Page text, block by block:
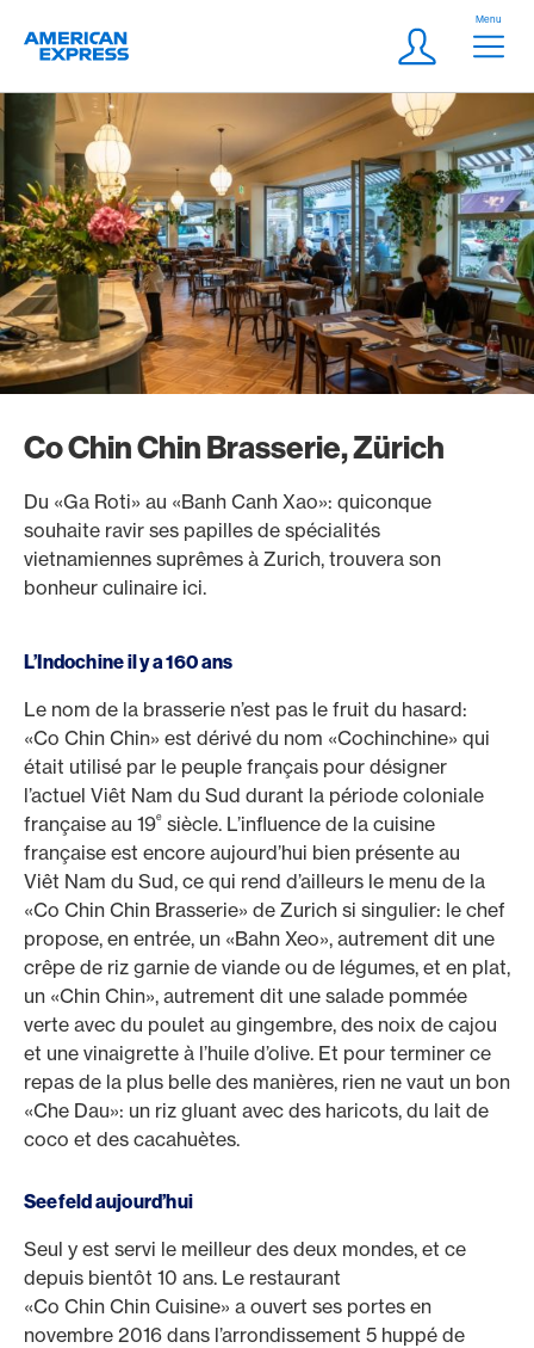
Logo
Meta
Login
Menu
Co Chin Chin Brasserie, Zürich
Du «Ga Roti» au «Banh Canh Xao»: quiconque
souhaite ravir ses papilles de spécialités
vietnamiennes suprêmes à Zurich, trouvera son
bonheur culinaire ici.
L’Indochine il y a 160 ans
Le nom de la brasserie n’est pas le fruit du hasard:
«Co Chin Chin» est dérivé du nom «Cochinchine» qui
était utilisé par le peuple français pour désigner
l’actuel Viêt Nam du Sud durant la période coloniale
française au 19e siècle. L’influence de la cuisine
française est encore aujourd’hui bien présente au
Viêt Nam du Sud, ce qui rend d’ailleurs le menu de la
«Co Chin Chin Brasserie» de Zurich si singulier: le chef
propose, en entrée, un «Bahn Xeo», autrement dit une
crêpe de riz garnie de viande ou de légumes, et en plat,
un «Chin Chin», autrement dit une salade pommée
verte avec du poulet au gingembre, des noix de cajou
et une vinaigrette à l’huile d’olive. Et pour terminer ce
repas de la plus belle des manières, rien ne vaut un bon
«Che Dau»: un riz gluant avec des haricots, du lait de
coco et des cacahuètes.
Seefeld aujourd’hui
Seul y est servi le meilleur des deux mondes, et ce
depuis bientôt 10 ans. Le restaurant
«Co Chin Chin Cuisine» a ouvert ses portes en
novembre 2016 dans l’arrondissement 5 huppé de